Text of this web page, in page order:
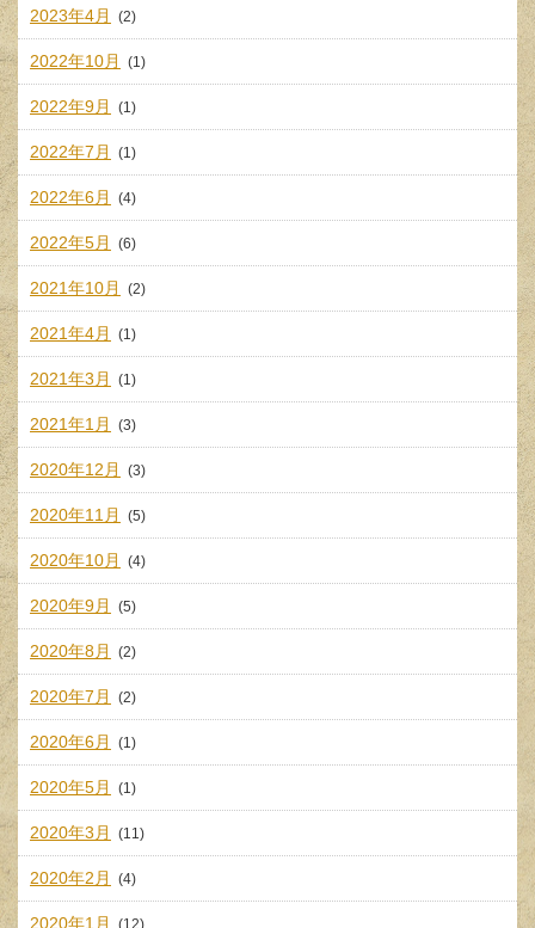
2023年4月 (2)
2022年10月 (1)
2022年9月 (1)
2022年7月 (1)
2022年6月 (4)
2022年5月 (6)
2021年10月 (2)
2021年4月 (1)
2021年3月 (1)
2021年1月 (3)
2020年12月 (3)
2020年11月 (5)
2020年10月 (4)
2020年9月 (5)
2020年8月 (2)
2020年7月 (2)
2020年6月 (1)
2020年5月 (1)
2020年3月 (11)
2020年2月 (4)
2020年1月 (12)